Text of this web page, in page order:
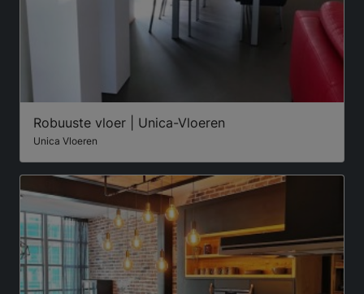
Robuuste vloer | Unica-Vloeren
Unica Vloeren